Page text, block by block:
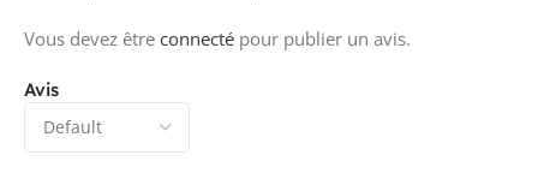
Avis
Vous devez être connecté pour publier un avis.